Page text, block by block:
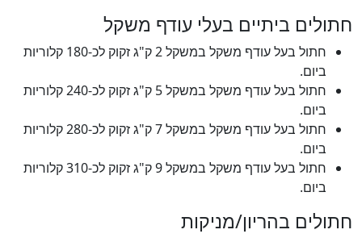
חתולים ביתיים בעלי עודף משקל
חתול בעל עודף משקל במשקל 2 ק"ג זקוק לכ-180 קלוריות
ביום.
חתול בעל עודף משקל במשקל 5 ק"ג זקוק לכ-240 קלוריות
ביום.
חתול בעל עודף משקל במשקל 7 ק"ג זקוק לכ-280 קלוריות
ביום.
חתול בעל עודף משקל במשקל 9 ק"ג זקוק לכ-310 קלוריות
ביום.
חתולים בהריון/מניקות